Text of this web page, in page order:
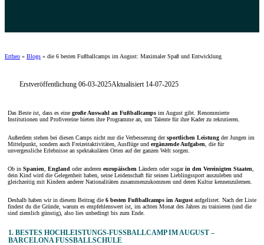
Ertheo » Blogs » die 6 besten Fußballcamps im August: Maximaler Spaß und Entwicklung
Erstveröffentlichung 06-03-2025Aktualisiert 14-07-2025
Das Beste ist, dass es eine große Auswahl an Fußballcamps im August gibt. Renommierte
Institutionen und Profivereine bieten ihre Programme an, um Talente für ihre Kader zu rekrutieren.
Außerdem stehen bei diesen Camps nicht nur die Verbesserung dersportlichen Leistung der Jungen im
Mittelpunkt, sondern auch Freizeitaktivitäten, Ausflüge und ergänzende Aufgaben , die für
unvergessliche Erlebnisse an spektakulären Orten auf der ganzen Welt sorgen.
Ob in Spanien England oder anderen europäischen Ländern oder sogarin den Vereinigten Staaten
dein Kind wird die Gelegenheit haben, seine Leidenschaft für seinen Lieblingssport auszuleben und
gleichzeitig mit Kindern anderer Nationalitäten zusammenzukommen und deren Kultur kennenzulernen.
Deshalb haben wir in diesem Beitrag die 6 besten Fußballcamps im August aufgelistet. Nach der Liste
findest du die Gründe, warum es empfehlenswert ist, im achten Monat des Jahres zu trainieren (und die
sind ziemlich günstig), also lies unbedingt bis zum Ende.
1. BESTES HOCHLEISTUNGS-FUSSBALLCAMP IM AUGUST – B
ARCELONA FUSSBALLSCHULE